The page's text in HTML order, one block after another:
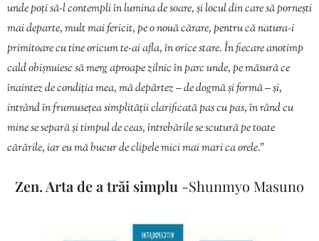
unde poți să-l contempli în lumina de soare, și locul din care să pornești
mai departe, mult mai fericit, pe o nouă cărare, pentru că natura-i
primitoare cu tine oricum te-ai afla, în orice stare. În fiecare anotimp
cald obișnuiesc să merg aproape zilnic în parc unde, pe măsură ce
înaintez de condiția mea, mă depărtez – de dogmă și formă – și,
intrând în frumusețea simplității clarificată pas cu pas, în rând cu
mine se separă și timpul de ceas, întrebările se scutură pe toate
cărările, iar eu mă bucur de clipele mici mai mari ca orele.”
Zen. Arta de a trăi simplu -Shunmyo Masuno